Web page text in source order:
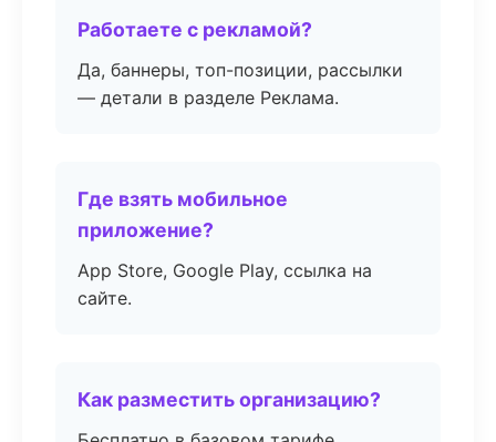
Работаете с рекламой?
Да, баннеры, топ-позиции, рассылки
— детали в разделе Реклама.
Где взять мобильное
приложение?
App Store, Google Play, ссылка на
сайте.
Как разместить организацию?